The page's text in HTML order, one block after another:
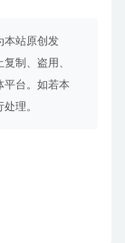
本站原创发
制、盗用、
平台。如若本
理。